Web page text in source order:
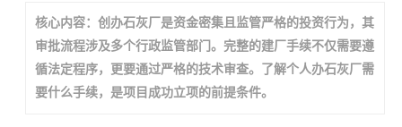
核心内容：创办石灰厂是资金密集且监管严格的投资行为，其
审批流程涉及多个行政监管部门。完整的建厂手续不仅需要遵
循法定程序，更要通过严格的技术审查。了解个人办石灰厂需
要什么手续，是项目成功立项的前提条件。